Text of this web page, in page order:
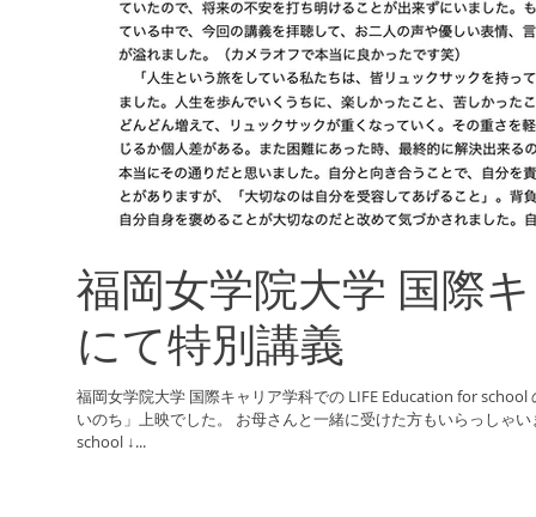
福岡女学院大学 国際
にて特別講義
福岡女学院大学 国際キャリア学科での LIFE Education for school
いのち」上映でした。 お母さんと一緒に受けた方もいらっしゃ
school ↓...